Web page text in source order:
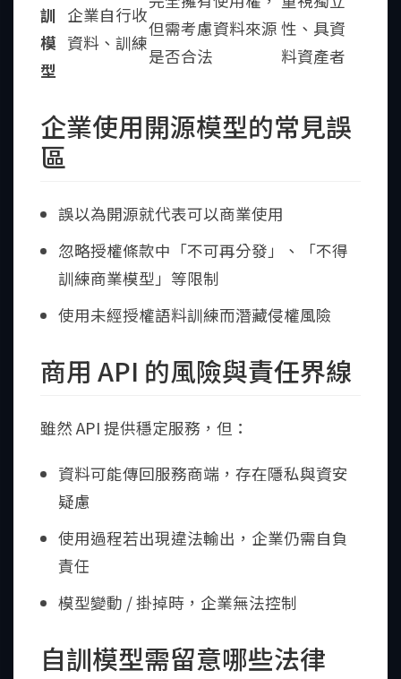
訓
模
型
企業自行收
資料、訓練
但需考慮資料來源
是否合法
性、具資
料資產者
企業使用開源模型的常見誤
區
誤以為開源就代表可以商業使用
忽略授權條款中「不可再分發」、「不得
訓練商業模型」等限制
使用未經授權語料訓練而潛藏侵權風險
商用 API 的風險與責任界線
雖然 API 提供穩定服務，但：
資料可能傳回服務商端，存在隱私與資安
疑慮
使用過程若出現違法輸出，企業仍需自負
責任
模型變動 / 掛掉時，企業無法控制
自訓模型需留意哪些法律